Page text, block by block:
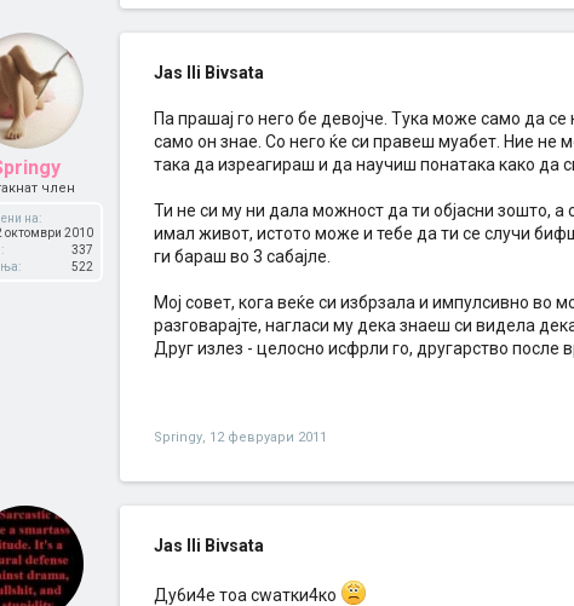
член
на:
октомври 2010
337
522
Jas Ili Bivsata
Па прашај го него бе девојче. Тука може само да
само он знае. Со него ќе си правеш муабет. Ние не
така да изреагираш и да научиш понатака како да
Ти не си му ни дала можност да ти објасни зошто, а
имал живот, истото може и тебе да ти се случи
ги бараш во 3 сабајле.
Мој совет, кога веќе си избрзала и импулсивно во
разговарајте, нагласи му дека знаеш си видела
Друг излез - целосно исфрли го, другарство после
Springy, 12 февруари 2011
Jas Ili Bivsata
Ду6и4е тоа сwатки4ко